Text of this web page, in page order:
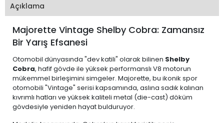
Açıklama
Majorette Vintage Shelby Cobra: Zamansız
Bir Yarış Efsanesi
Otomobil dünyasında "dev katili" olarak bilinen Shelby
Cobra, hafif gövde ile yüksek performanslı V8 motorun
mükemmel birleşimini simgeler. Majorette, bu ikonik spor
otomobili "Vintage" serisi kapsamında, aslına sadık kalınan
kıvrımlı hatları ve yüksek kaliteli metal (die-cast) döküm
gövdesiyle yeniden hayat bulduruyor.